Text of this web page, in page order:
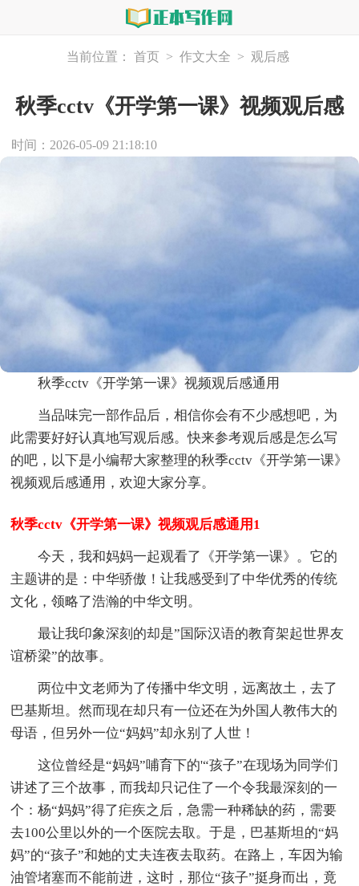
当前位置： 首页 > 作文大全 > 观后感
秋季cctv《开学第一课》视频观后感
时间：2026-05-09 21:18:10
秋季cctv《开学第一课》视频观后感通用
当品味完一部作品后，相信你会有不少感想吧，为
此需要好好认真地写观后感。快来参考观后感是怎么写
的吧，以下是小编帮大家整理的秋季cctv《开学第一课》
视频观后感通用，欢迎大家分享。
秋季cctv《开学第一课》视频观后感通用1
今天，我和妈妈一起观看了《开学第一课》。它的
主题讲的是：中华骄傲！让我感受到了中华优秀的传统
文化，领略了浩瀚的中华文明。
最让我印象深刻的却是”国际汉语的教育架起世界友
谊桥梁”的故事。
两位中文老师为了传播中华文明，远离故土，去了
巴基斯坦。然而现在却只有一位还在为外国人教伟大的
母语，但另外一位“妈妈”却永别了人世！
这位曾经是“妈妈”哺育下的'“孩子”在现场为同学们
讲述了三个故事，而我却只记住了一个令我最深刻的一
个：杨“妈妈”得了疟疾之后，急需一种稀缺的药，需要
去100公里以外的一个医院去取。于是，巴基斯坦的“妈
妈”的“孩子”和她的丈夫连夜去取药。在路上，车因为输
油管堵塞而不能前进，这时，那位“孩子”挺身而出，竟